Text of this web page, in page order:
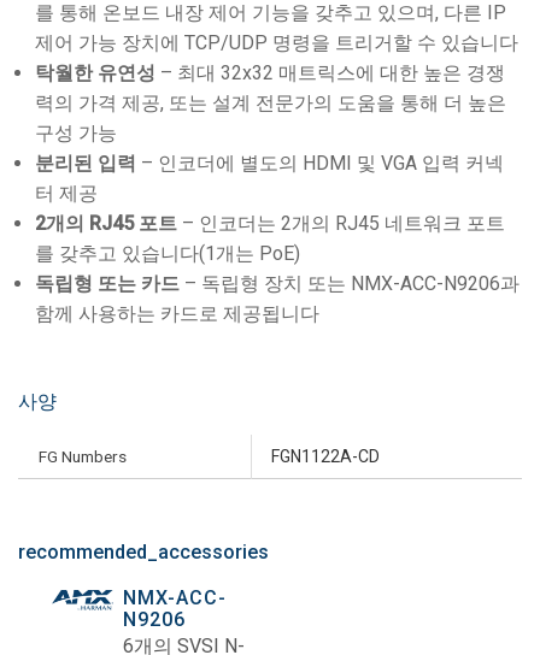
를 통해 온보드 내장 제어 기능을 갖추고 있으며, 다른 IP
제어 가능 장치에 TCP/UDP 명령을 트리거할 수 있습니다
탁월한 유연성 – 최대 32x32 매트릭스에 대한 높은 경쟁
력의 가격 제공, 또는 설계 전문가의 도움을 통해 더 높은
구성 가능
분리된 입력 – 인코더에 별도의 HDMI 및 VGA 입력 커넥
터 제공
2개의 RJ45 포트 – 인코더는 2개의 RJ45 네트워크 포트
를 갖추고 있습니다(1개는 PoE)
독립형 또는 카드 – 독립형 장치 또는 NMX-ACC-N9206과
함께 사용하는 카드로 제공됩니다
사양
FG Numbers FGN1122A-CD
recommended_accessories
NMX-ACC-
N9206
6개의 SVSI N-